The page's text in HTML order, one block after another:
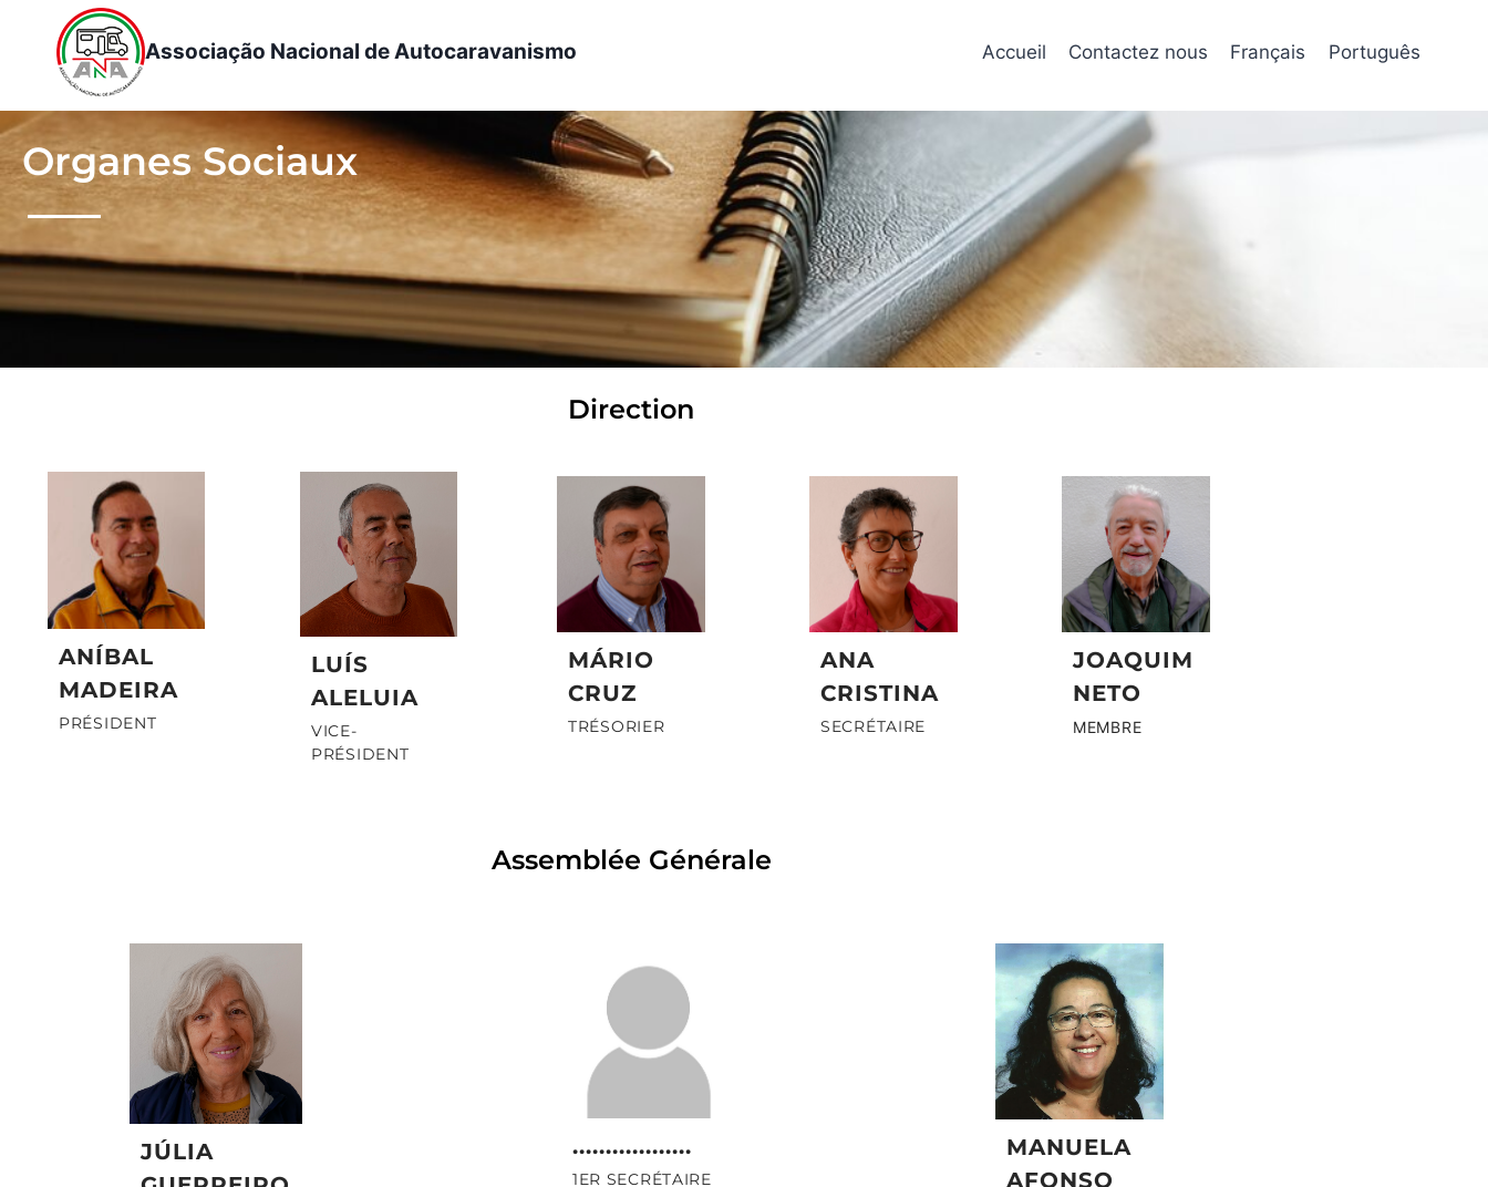
Associação Nacional de Autocaravanismo Accueil Contactez nous Français Português
Organes Sociaux
Direction
ANÍBAL
MADEIRA
PRÉSIDENT
LUÍS
ALELUIA
VICE-
PRÉSIDENT
MÁRIO
CRUZ
TRÉSORIER
ANA
CRISTINA
SECRÉTAIRE
JOAQUIM
NETO
MEMBRE
Assemblée Générale
JÚLIA
..................
1ER SECRÉTAIRE
MANUELA
AFONSO